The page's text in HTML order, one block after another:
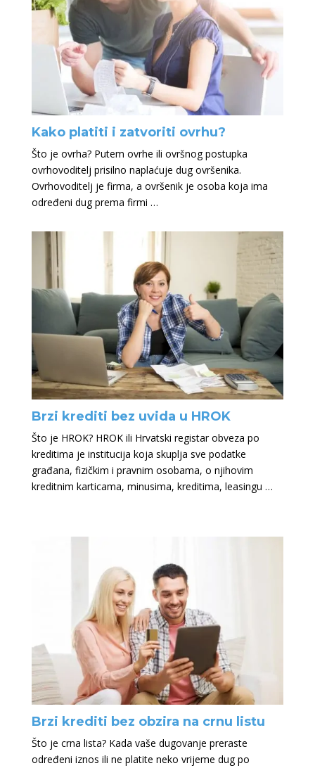
Kako platiti i zatvoriti ovrhu?
Što je ovrha? Putem ovrhe ili ovršnog postupka
ovrhovoditelj prisilno naplaćuje dug ovršenika.
Ovrhovoditelj je firma, a ovršenik je osoba koja ima
određeni dug prema firmi …
Brzi krediti bez uvida u HROK
Što je HROK? HROK ili Hrvatski registar obveza po
kreditima je institucija koja skuplja sve podatke
građana, fizičkim i pravnim osobama, o njihovim
kreditnim karticama, minusima, kreditima, leasingu …
Brzi krediti bez obzira na crnu listu
Što je crna lista? Kada vaše dugovanje preraste
određeni iznos ili ne platite neko vrijeme dug po